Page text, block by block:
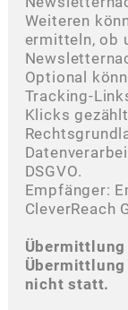
Weiteren
ermitteln, ob
Optional
Tracking-
Klicks
DSGVO.
Empfänger:
CleverReach
nicht statt.